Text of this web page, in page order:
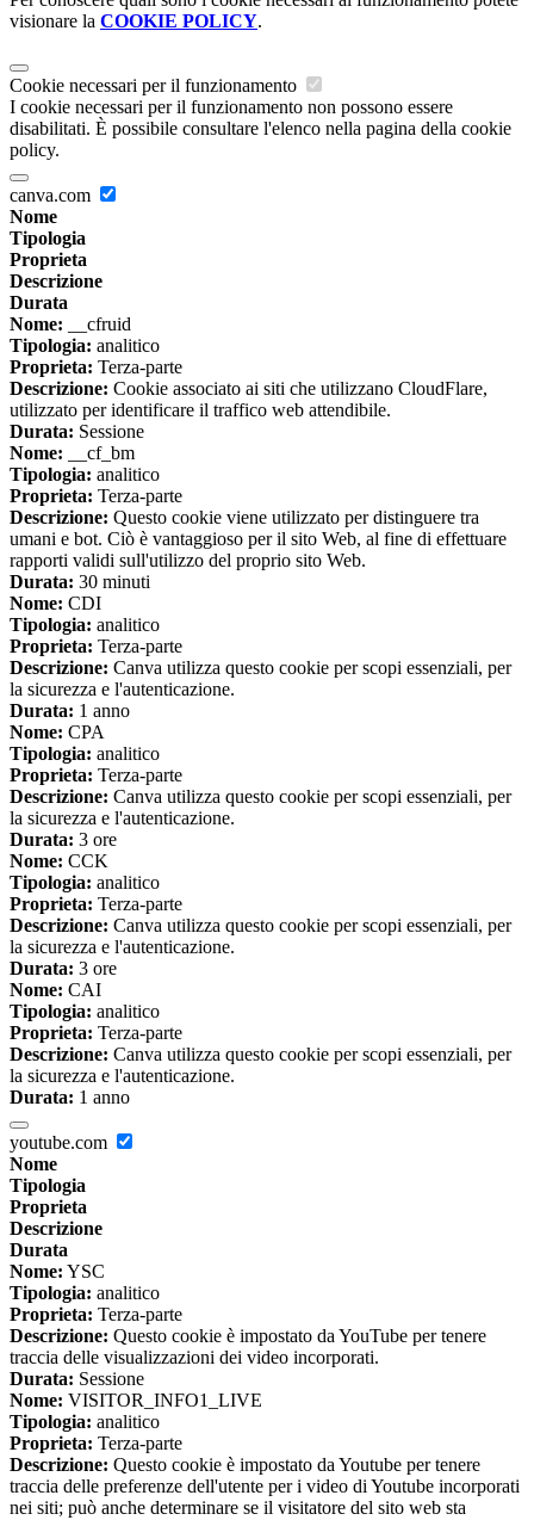
visionare la COOKIE POLICY.
Cookie necessari per il funzionamento
I cookie necessari per il funzionamento non possono essere
disabilitati. È possibile consultare l'elenco nella pagina della cookie
policy.
canva.com
Nome
Tipologia
Proprieta
Descrizione
Durata
Nome: __cfruid
Tipologia: analitico
Proprieta: Terza-parte
Descrizione: Cookie associato ai siti che utilizzano CloudFlare,
utilizzato per identificare il traffico web attendibile.
Durata: Sessione
Nome: __cf_bm
Tipologia: analitico
Proprieta: Terza-parte
Descrizione: Questo cookie viene utilizzato per distinguere tra
umani e bot. Ciò è vantaggioso per il sito Web, al fine di effettuare
rapporti validi sull'utilizzo del proprio sito Web.
Durata: 30 minuti
Nome: CDI
Tipologia: analitico
Proprieta: Terza-parte
Descrizione: Canva utilizza questo cookie per scopi essenziali, per
la sicurezza e l'autenticazione.
Durata: 1 anno
Nome: CPA
Tipologia: analitico
Proprieta: Terza-parte
Descrizione: Canva utilizza questo cookie per scopi essenziali, per
la sicurezza e l'autenticazione.
Durata: 3 ore
Nome: CCK
Tipologia: analitico
Proprieta: Terza-parte
Descrizione: Canva utilizza questo cookie per scopi essenziali, per
la sicurezza e l'autenticazione.
Durata: 3 ore
Nome: CAI
Tipologia: analitico
Proprieta: Terza-parte
Descrizione: Canva utilizza questo cookie per scopi essenziali, per
la sicurezza e l'autenticazione.
Durata: 1 anno
youtube.com
Nome
Tipologia
Proprieta
Descrizione
Durata
Nome: YSC
Tipologia: analitico
Proprieta: Terza-parte
Descrizione: Questo cookie è impostato da YouTube per tenere
traccia delle visualizzazioni dei video incorporati.
Durata: Sessione
Nome: VISITOR_INFO1_LIVE
Tipologia: analitico
Proprieta: Terza-parte
Descrizione: Questo cookie è impostato da Youtube per tenere
traccia delle preferenze dell'utente per i video di Youtube incorporati
nei siti; può anche determinare se il visitatore del sito web sta